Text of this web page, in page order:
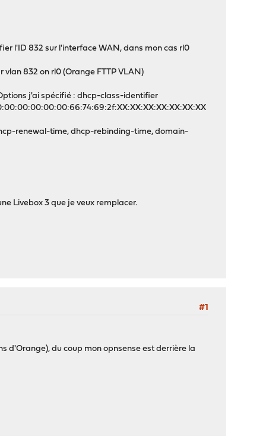
l'ID 832 sur l'interface WAN, dans mon cas rl0
832 on rl0 (Orange FTTP VLAN)
j'ai spécifié : dhcp-class-identifier
renewal-time, dhcp-rebinding-time, domain-
Livebox 3 que je veux remplacer.
#1
d'Orange), du coup mon opnsense est derrière la